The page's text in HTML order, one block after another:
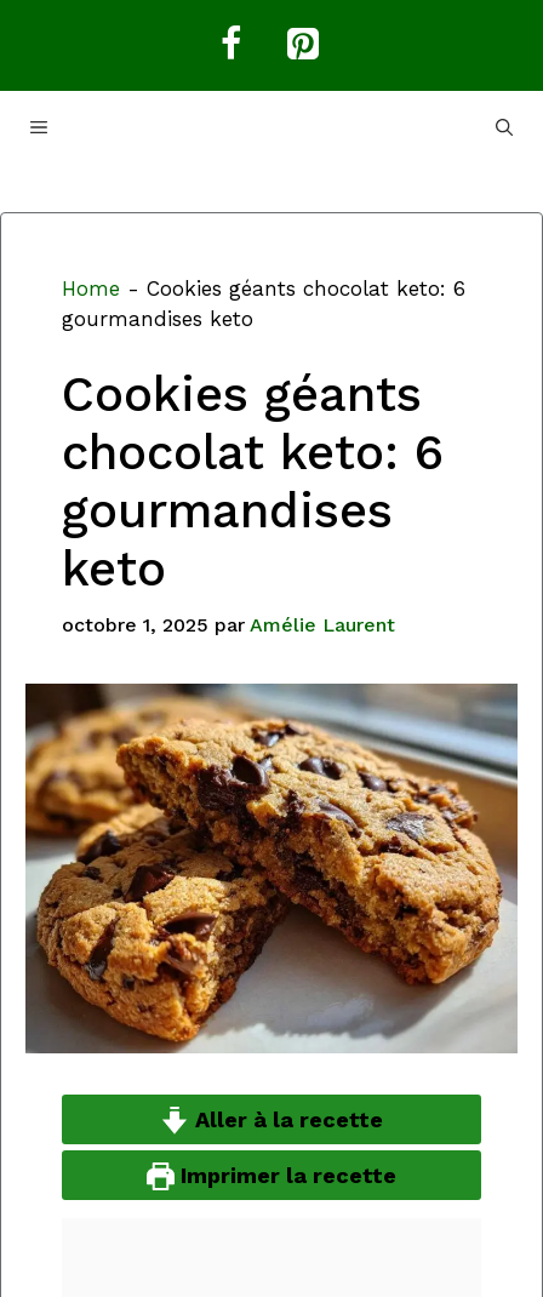
MENU
Home - Cookies géants chocolat keto: 6
gourmandises keto
Cookies géants
chocolat keto: 6
gourmandises
keto
octobre 1, 2025 par Amélie Laurent
Aller à la recette
Imprimer la recette